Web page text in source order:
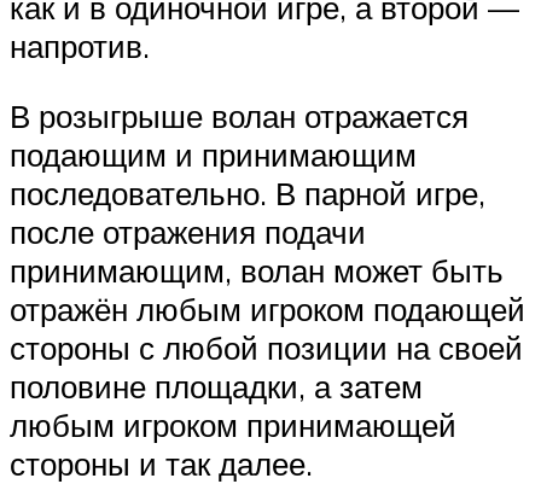
напротив.
В розыгрыше волан отражается
подающим и принимающим
последовательно. В парной игре,
после отражения подачи
принимающим, волан может быть
отражён любым игроком подающей
стороны с любой позиции на своей
половине площадки, а затем
любым игроком принимающей
стороны и так далее.